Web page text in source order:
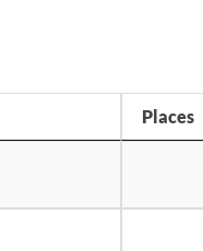
Places